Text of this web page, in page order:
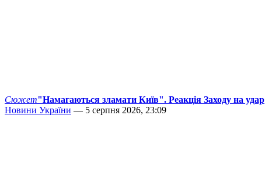
Сюжет"Намагаються зламати Київ". Реакція Заходу на удар
Новини України — 5 серпня 2026, 23:09